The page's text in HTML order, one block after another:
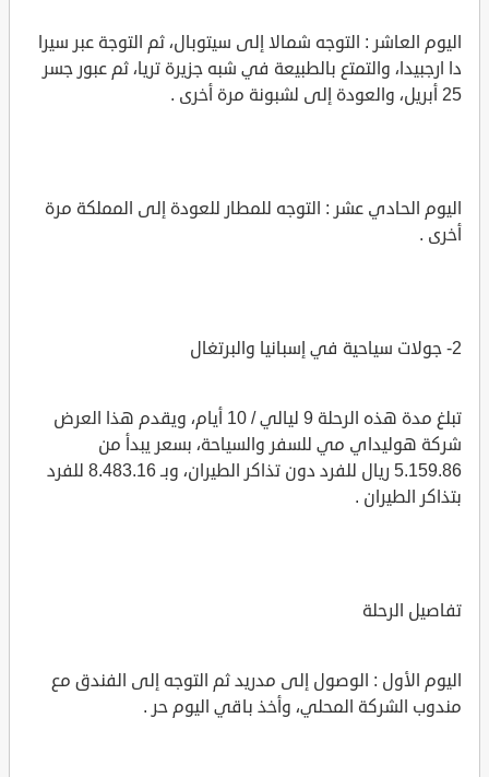
اليوم العاشر : التوجه شمالا إلى سيتوبال، ثم التوجة عبر سيرا
دا ارجبيدا، والتمتع بالطبيعة في شبه جزيرة تريا، ثم عبور جسر
25 أبريل، والعودة إلى لشبونة مرة أخرى .
اليوم الحادي عشر : التوجه للمطار للعودة إلى المملكة مرة
أخرى .
2- جولات سياحية في إسبانيا والبرتغال
تبلغ مدة هذه الرحلة 9 ليالي / 10 أيام، ويقدم هذا العرض
شركة هوليداي مي للسفر والسياحة، بسعر يبدأ من
5.159.86 ريال للفرد دون تذاكر الطيران، وبـ 8.483.16 للفرد
بتذاكر الطيران .
تفاصيل الرحلة
اليوم الأول : الوصول إلى مدريد ثم التوجه إلى الفندق مع
مندوب الشركة المحلي، وأخذ باقي اليوم حر .